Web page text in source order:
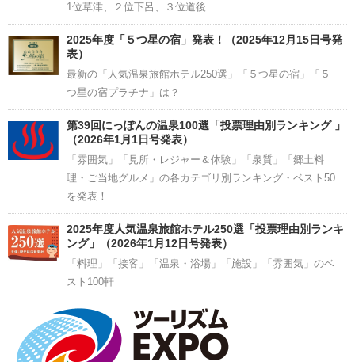
1位草津、２位下呂、３位道後
2025年度「５つ星の宿」発表！（2025年12月15日号発
表）
最新の「人気温泉旅館ホテル250選」「５つ星の宿」「５
つ星の宿プラチナ」は？
第39回にっぽんの温泉100選「投票理由別ランキング 」
（2026年1月1日号発表）
「雰囲気」「見所・レジャー＆体験」「泉質」「郷土料
理・ご当地グルメ」の各カテゴリ別ランキング・ベスト50
を発表！
2025年度人気温泉旅館ホテル250選「投票理由別ランキ
ング」（2026年1月12日号発表）
「料理」「接客」「温泉・浴場」「施設」「雰囲気」のベ
スト100軒